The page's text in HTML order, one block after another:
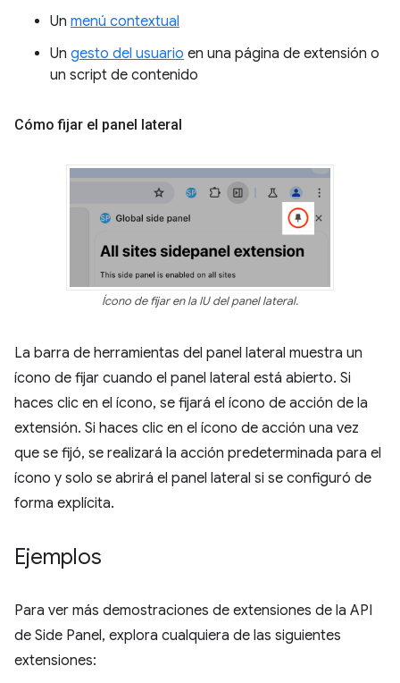
Un menú contextual
Un gesto del usuario en una página de extensión o
un script de contenido
Cómo fijar el panel lateral
Ícono de fijar en la IU del panel lateral.
La barra de herramientas del panel lateral muestra un
ícono de fijar cuando el panel lateral está abierto. Si
haces clic en el ícono, se fijará el ícono de acción de la
extensión. Si haces clic en el ícono de acción una vez
que se fijó, se realizará la acción predeterminada para el
ícono y solo se abrirá el panel lateral si se configuró de
forma explícita.
Ejemplos
Para ver más demostraciones de extensiones de la API
de Side Panel, explora cualquiera de las siguientes
extensiones: